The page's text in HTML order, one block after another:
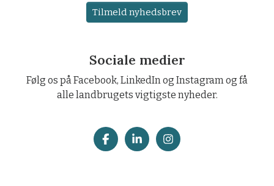
Tilmeld nyhedsbrev
Sociale medier
Følg os på Facebook, LinkedIn og Instagram og få
alle landbrugets vigtigste nyheder.